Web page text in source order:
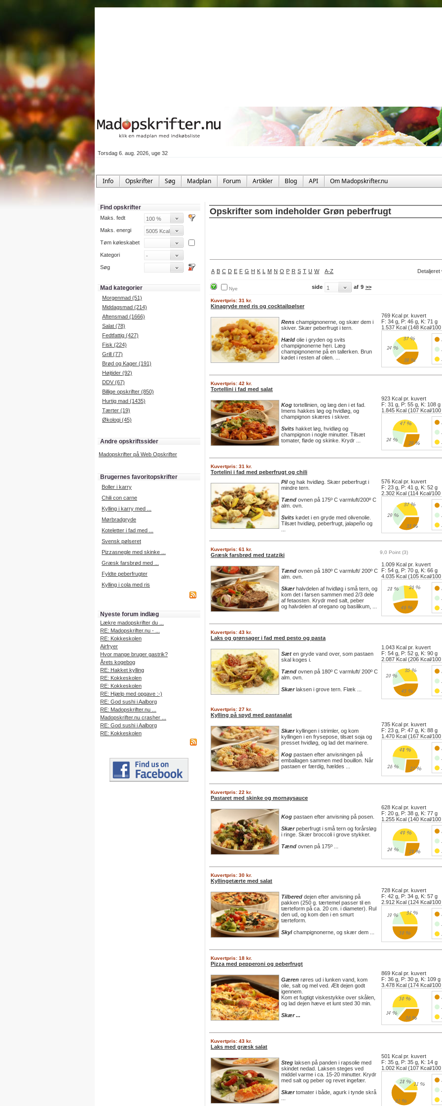
Torsdag 6. aug. 2026, uge 32
Info Opskrifter Søg Madplan Forum Artikler Blog API Om Madopskrifter.nu
Find opskrifter
Maks. fedt
Maks. energi
Tøm køleskabet
Kategori
Søg
Mad kategorier
Morgenmad (51)
Middagsmad (214)
Aftensmad (1666)
Salat (78)
Fedtfattig (427)
Fisk (224)
Grill (77)
Brød og Kager (191)
Højtider (92)
DDV (67)
Billige opskrifter (850)
Hurtig mad (1435)
Tærter (19)
Økologi (45)
Andre opskriftssider
Madopskrifter på Web Opskrifter
Brugernes favoritopskrifter
Boller i karry
Chili con carne
Kylling i karry med ...
Mørbradgryde
Koteletter i fad med ...
Svensk pølseret
Pizzasnegle med skinke ...
Græsk farsbrød med ...
Fyldte peberfrugter
Kylling i cola med ris
Nyeste forum indlæg
Lækre madopskrifter du ...
RE: Madopskrifter.nu - ...
RE: Kokkeskolen
Airfryer
Hvor mange bruger gastrik?
Årets kogebog
RE: Hakket kylling
RE: Kokkeskolen
RE: Kokkeskolen
RE: Hjælp med opgave :-)
RE: God sushi i Aalborg
RE: Madopskrifter.nu ...
Madopskrifter.nu crasher ...
RE: God sushi i Aalborg
RE: Kokkeskolen
Opskrifter som indeholder Grøn peberfrugt
A B C D E F G H K L M N O P R S T U W A-Z Detaljeret
Nye side af 9 >>
Kuvertpris: 31 kr.
Kinagryde med ris og cocktailpølser
Rens champignonerne, og skær dem i
skiver. Skær peberfrugt i tern.
Hæld olie i gryden og svits
champignonerne heri. Læg
champignonerne på en tallerken. Brun
kødet i resten af olien. ...
769 Kcal pr. kuvert
F: 34 g, P: 46 g, K: 71 g
1.537 Kcal (148 Kcal/100
Kuvertpris: 42 kr.
Tortellini i fad med salat
Kog tortellinien, og læg den i et fad.
Imens hakkes løg og hvidløg, og
champignon skæres i skiver.
Svits hakket løg, hvidløg og
champignon i nogle minutter. Tilsæt
tomater, fløde og skinke. Krydr ...
923 Kcal pr. kuvert
F: 31 g, P: 55 g, K: 108 g
1.845 Kcal (107 Kcal/100
Kuvertpris: 31 kr.
Tortelini i fad med peberfrugt og chili
Pilog hak hvidløg. Skær peberfrugt i
mindre tern.
Tænd ovnen på 175º C varmluft/200º C
alm. ovn.
Svits kødet i en gryde med olivenolie.
Tilsæt hvidløg, peberfrugt, jalapeño og
576 Kcal pr. kuvert
F: 23 g, P: 41 g, K: 52 g
2.302 Kcal (114 Kcal/100
Kuvertpris: 61 kr.
Græsk farsbrød med tzatziki 9,0 Point (3)
Tænd ovnen på 180º C varmluft/ 200º C
alm. ovn.
Skærhalvdelen af hvidløg i små tern, og
kom det i farsen sammen med 2/3 dele
af fetaosten. Krydr med salt, peber
og halvdelen af oregano og basilikum, ...
1.009 Kcal pr. kuvert
F: 54 g, P: 70 g, K: 66 g
4.035 Kcal (105 Kcal/100
Kuvertpris: 43 kr.
Laks og grønsager i fad med pesto og pasta
Sæt en gryde vand over, som pastaen
skal koges i.
Tænd ovnen på 180º C varmluft/ 200º C
alm. ovn.
Skærlaksen i grove tern. Flæk ...
1.043 Kcal pr. kuvert
F: 54 g, P: 52 g, K: 90 g
2.087 Kcal (206 Kcal/100
Kuvertpris: 27 kr.
Kylling på spyd med pastasalat
Skærkyllingen i strimler, og kom
kyllingen i en frysepose, tilsæt soja og
presset hvidløg, og lad det marinere.
Kog pastaen efter anvisningen på
emballagen sammen med bouillon. Når
pastaen er færdig, hældes ...
735 Kcal pr. kuvert
F: 23 g, P: 47 g, K: 88 g
1.470 Kcal (167 Kcal/100
Kuvertpris: 22 kr.
Pastaret med skinke og mornaysauce
Kog pastaen efter anvisning på posen.
Skærpeberfrugt i små tern og forårsløg
i ringe. Skær broccoli i grove stykker.
Tænd ovnen på 175º ...
628 Kcal pr. kuvert
F: 20 g, P: 38 g, K: 77 g
1.255 Kcal (140 Kcal/100
Kuvertpris: 30 kr.
Kyllingetærte med salat
Tilbered dejen efter anvisning på
pakken (250 g. tærtemel passer til en
tærteform på ca. 20 cm. i diameter). Rul
den ud, og kom den i en smurt
tærteform.
Skylchampignonerne, og skær dem ...
728 Kcal pr. kuvert
F: 42 g, P: 34 g, K: 57 g
2.912 Kcal (124 Kcal/100
Kuvertpris: 18 kr.
Pizza med pepperoni og peberfrugt
Gæren røres ud i lunken vand, kom
olie, salt og mel ved. Ælt dejen godt
igennem.
Kom et fugtigt viskestykke over skålen,
og lad dejen hæve et lunt sted 30 min.
Skær ...
869 Kcal pr. kuvert
F: 36 g, P: 30 g, K: 109 g
3.478 Kcal (174 Kcal/100
Kuvertpris: 43 kr.
Laks med græsk salat
Steg laksen på panden i rapsolie med
skindet nedad. Laksen steges ved
middel varme i ca. 15-20 minutter. Krydr
med salt og peber og revet ingefær.
Skærtomater i både, agurk i tynde skrå
501 Kcal pr. kuvert
F: 35 g, P: 35 g, K: 14 g
1.002 Kcal (107 Kcal/100